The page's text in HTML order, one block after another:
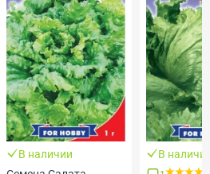
В наличии
В